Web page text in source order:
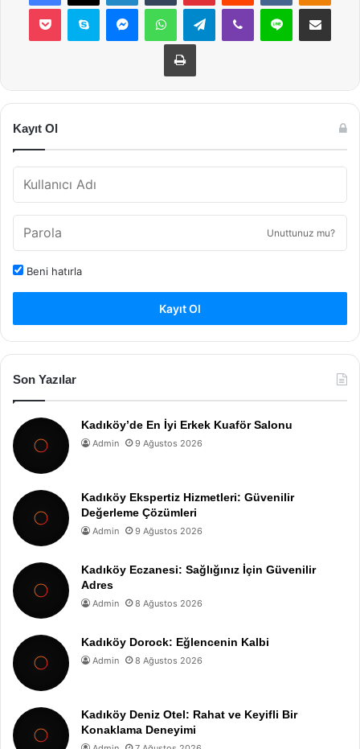
Pocket Skype MessengerWhatsAppTelegramViber Line E-Posta ile
Yazdır
Kayıt Ol
Unuttunuz mu?
Beni hatırla
Kayıt Ol
Son Yazılar
Kadıköy’de En İyi Erkek Kuaför Salonu
Admin 9 Ağustos 2026
Kadıköy Ekspertiz Hizmetleri: Güvenilir
Değerleme Çözümleri
Admin 9 Ağustos 2026
Kadıköy Eczanesi: Sağlığınız İçin Güvenilir
Adres
Admin 8 Ağustos 2026
Kadıköy Dorock: Eğlencenin Kalbi
Admin 8 Ağustos 2026
Kadıköy Deniz Otel: Rahat ve Keyifli Bir
Konaklama Deneyimi